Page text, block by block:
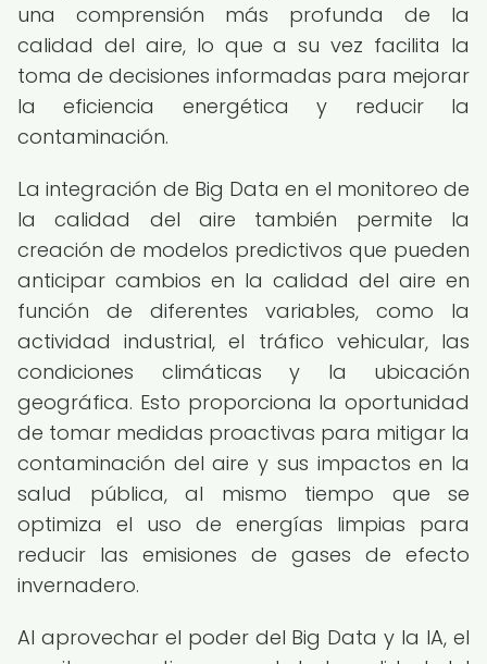
una comprensión más profunda de la
calidad del aire, lo que a su vez facilita la
toma de decisiones informadas para mejorar
la eficiencia energética y reducir la
contaminación.
La integración de Big Data en el monitoreo de
la calidad del aire también permite la
creación de modelos predictivos que pueden
anticipar cambios en la calidad del aire en
función de diferentes variables, como la
actividad industrial, el tráfico vehicular, las
condiciones climáticas y la ubicación
geográfica. Esto proporciona la oportunidad
de tomar medidas proactivas para mitigar la
contaminación del aire y sus impactos en la
salud pública, al mismo tiempo que se
optimiza el uso de energías limpias para
reducir las emisiones de gases de efecto
invernadero.
Al aprovechar el poder del Big Data y la IA, el